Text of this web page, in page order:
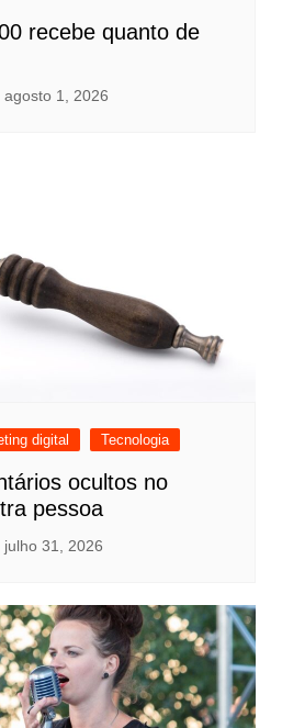
recebe quanto de
agosto 1, 2026
digital Tecnologia
ocultos no
pessoa
julho 31, 2026